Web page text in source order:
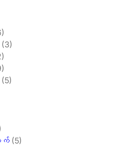
(3)
(5)
က် (5)